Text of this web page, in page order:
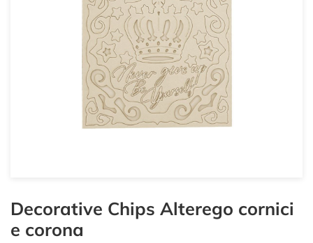
Decorative Chips Alterego cornici
e corona